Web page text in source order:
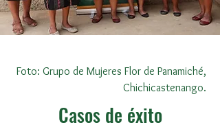
Foto: Grupo de Mujeres Flor de Panamiché,
Chichicastenango.
Casos de éxito